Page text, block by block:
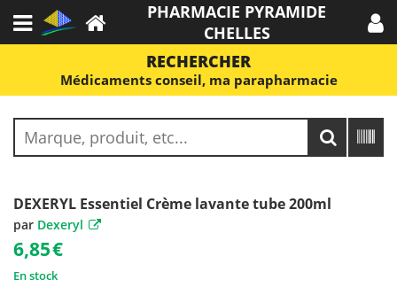
PHARMACIE PYRAMIDE
CHELLES
RECHERCHER
Médicaments conseil, ma parapharmacie
DEXERYL Essentiel Crème lavante tube 200ml
par Dexeryl
6,85€
En stock